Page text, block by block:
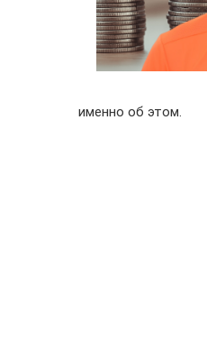
именно об этом.